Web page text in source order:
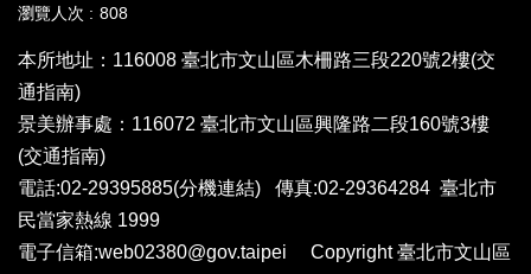
瀏覽人次
808
本所地址：116008 臺北市文山區木柵路三段220號2樓(交
通指南)
景美辦事處：116072 臺北市文山區興隆路二段160號3樓
(交通指南)
電話:02-29395885(分機連結) 傳真:02-29364284 臺北市
民當家熱線 1999
電子信箱:web02380@gov.taipei Copyright 臺北市文山區